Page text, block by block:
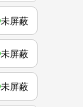
未屏蔽
未屏蔽
未屏蔽